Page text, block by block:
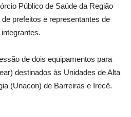
Público de Saúde da Região
prefeitos e representantes de
de dois equipamentos para
destinados às Unidades de Alta
(Unacon) de Barreiras e Irecê.